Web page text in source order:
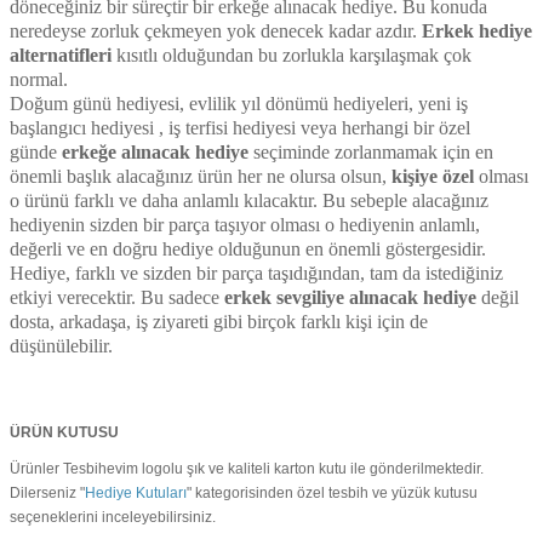
döneceğiniz bir süreçtir bir erkeğe alınacak hediye. Bu konuda
neredeyse zorluk çekmeyen yok denecek kadar azdır. Erkek hediye
alternatifleri kısıtlı olduğundan bu zorlukla karşılaşmak çok
normal.
Doğum günü hediyesi, evlilik yıl dönümü hediyeleri, yeni iş
başlangıcı hediyesi , iş terfisi hediyesi veya herhangi bir özel
günde erkeğe alınacak hediye seçiminde zorlanmamak için en
önemli başlık alacağınız ürün her ne olursa olsun, kişiye özel olması
o ürünü farklı ve daha anlamlı kılacaktır. Bu sebeple alacağınız
hediyenin sizden bir parça taşıyor olması o hediyenin anlamlı,
değerli ve en doğru hediye olduğunun en önemli göstergesidir.
Hediye, farklı ve sizden bir parça taşıdığından, tam da istediğiniz
etkiyi verecektir. Bu sadece erkek sevgiliye alınacak hediye değil
dosta, arkadaşa, iş ziyareti gibi birçok farklı kişi için de
düşünülebilir.
ÜRÜN KUTUSU
Ürünler Tesbihevim logolu şık ve kaliteli karton kutu ile gönderilmektedir.
Dilerseniz "Hediye Kutuları" kategorisinden özel tesbih ve yüzük kutusu
seçeneklerini inceleyebilirsiniz.